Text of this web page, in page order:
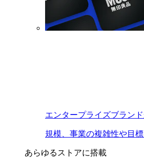
エンタープライズブラン
規模、事業の複雑性や目
あらゆるストアに搭載